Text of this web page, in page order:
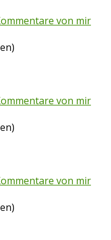
von mir
von mir
von mir